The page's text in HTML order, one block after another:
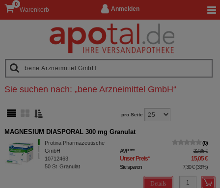
Anmelden
Warenkorb
0
Sie suchen nach: „bene Arzneimittel GmbH“
pro Seite
MAGNESIUM DIASPORAL 300 mg Granulat
Protina Pharmazeutische
GmbH
10712463
50 St Granulat
0
AVP*** 22,35 €
Unser Preis* 15,05 €
Sie sparen 7,30 €(33%)
Details